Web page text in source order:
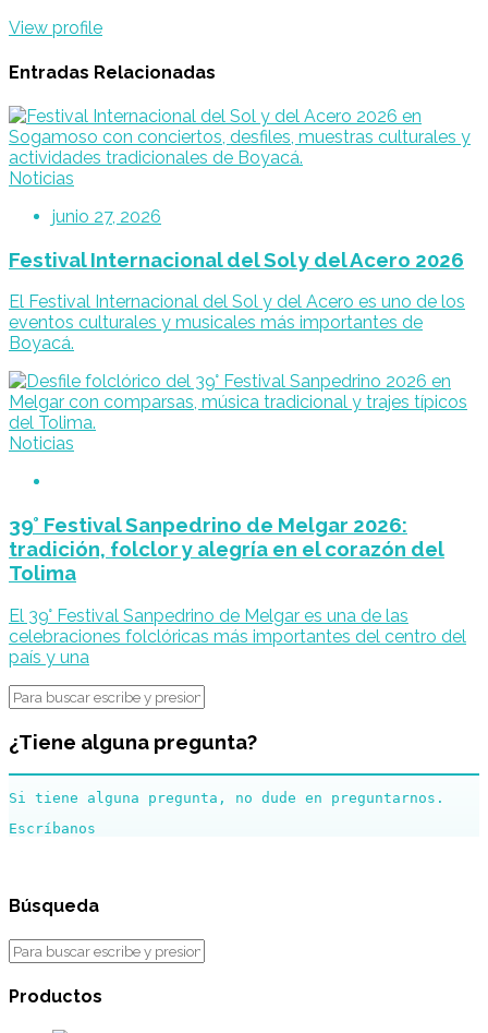
View profile
Entradas Relacionadas
Noticias
junio 27, 2026
Festival Internacional del Sol y del Acero 2026
El Festival Internacional del Sol y del Acero es uno de los
eventos culturales y musicales más importantes de
Boyacá.
Noticias
39° Festival Sanpedrino de Melgar 2026:
tradición, folclor y alegría en el corazón del
Tolima
El 39° Festival Sanpedrino de Melgar es una de las
celebraciones folclóricas más importantes del centro del
país y una
¿Tiene alguna pregunta?
Si tiene alguna pregunta, no dude en preguntarnos.
Búsqueda
Productos